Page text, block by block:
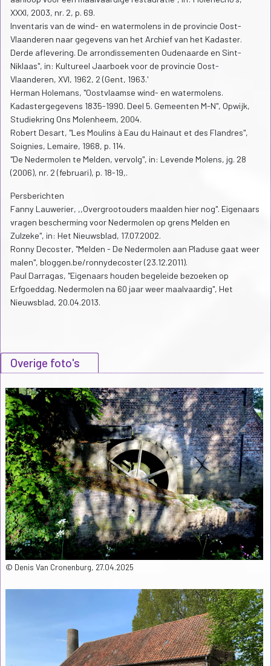
XXXI, 2003, nr. 2, p. 69.
Inventaris van de wind- en watermolens in de provincie Oost-
Vlaanderen naar gegevens van het Archief van het Kadaster.
Derde aflevering. De arrondissementen Oudenaarde en Sint-
Niklaas", in: Kultureel Jaarboek voor de provincie Oost-
Vlaanderen, XVI, 1962, 2 (Gent, 1963.'
Herman Holemans, "Oostvlaamse wind- en watermolens.
Kadastergegevens 1835-1990. Deel 5. Gemeenten M-N", Opwijk,
Studiekring Ons Molenheem, 2004.
Robert Desart, "Les Moulins à Eau du Hainaut et des Flandres",
Soignies, Lemaire, 1968, p. 114.
"De Nedermolen te Melden, vervolg", in: Levende Molens, jg. 28
(2006), nr. 2 (februari), p. 18-19,.
Persberichten
Fanny Lauwerier, ,,Overgrootouders maalden hier nog''. Eigenaars
vragen bescherming voor Nedermolen op grens Melden en
Zulzeke", in: Het Nieuwsblad, 17.07.2002.
Ronny Decoster, "Melden - De Nedermolen aan Pladuse gaat weer
malen", bloggen.be/ronnydecoster (23.12.2011).
Paul Darragas, "Eigenaars houden begeleide bezoeken op
Erfgoeddag. Nedermolen na 60 jaar weer maalvaardig", Het
Nieuwsblad, 20.04.2013.
Overige foto's
© Denis Van Cronenburg, 27.04.2025